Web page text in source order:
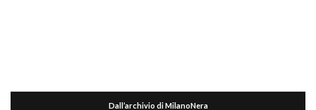
Dall’archivio di MilanoNera